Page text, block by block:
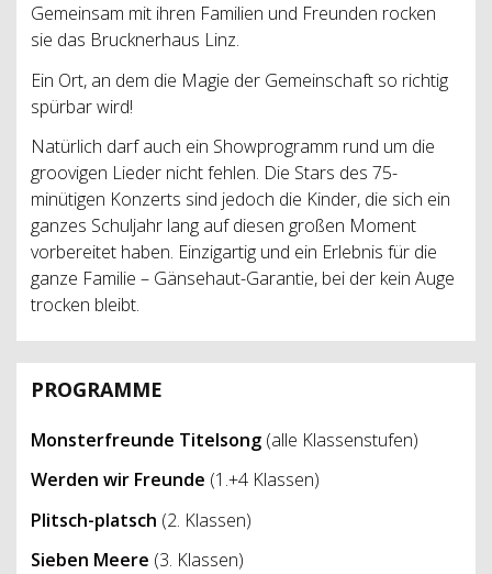
Gemeinsam mit ihren Familien und Freunden rocken
sie das Brucknerhaus Linz.
Ein Ort, an dem die Magie der Gemeinschaft so richtig
spürbar wird!
Natürlich darf auch ein Showprogramm rund um die
groovigen Lieder nicht fehlen. Die Stars des 75-
minütigen Konzerts sind jedoch die Kinder, die sich ein
ganzes Schuljahr lang auf diesen großen Moment
vorbereitet haben. Einzigartig und ein Erlebnis für die
ganze Familie – Gänsehaut-Garantie, bei der kein Auge
trocken bleibt.
PROGRAMME
Monsterfreunde Titelsong (alle Klassenstufen)
Werden wir Freunde (1.+4 Klassen)
Plitsch-platsch (2. Klassen)
Sieben Meere (3. Klassen)